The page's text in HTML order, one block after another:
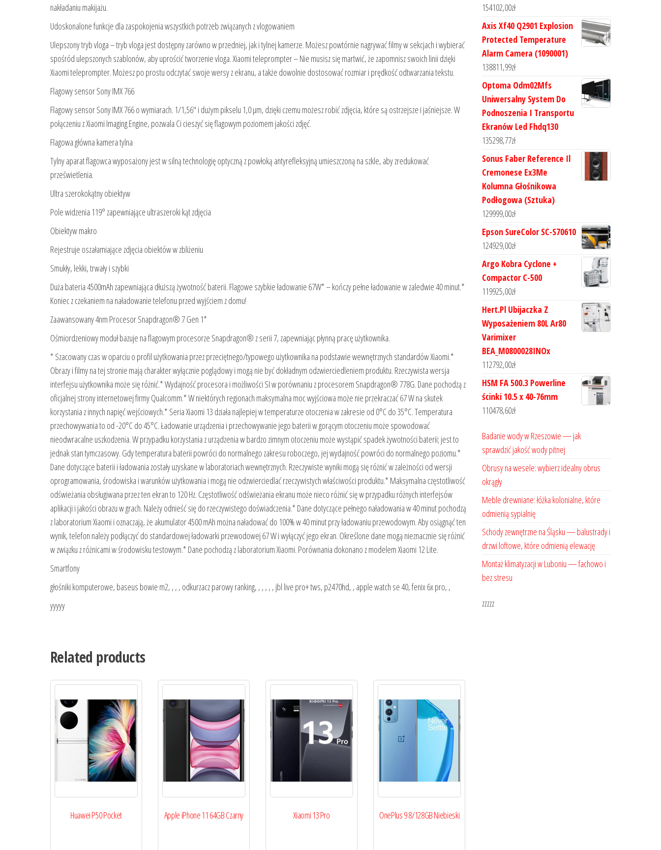
nakładaniu makijażu.
Udoskonalone funkcje dla zaspokojenia wszystkich potrzeb związanych z vlogowaniem
Ulepszony tryb vloga – tryb vloga jest dostępny zarówno w przedniej, jak i tylnej kamerze. Możesz powtórnie nagrywać filmy w sekcjach i wybierać
spośród ulepszonych szablonów, aby uprościć tworzenie vloga. Xiaomi teleprompter – Nie musisz się martwić, że zapomnisz swoich linii dzięki
Xiaomi teleprompter. Możesz po prostu odczytać swoje wersy z ekranu, a także dowolnie dostosować rozmiar i prędkość odtwarzania tekstu.
Flagowy sensor Sony IMX 766
Flagowy sensor Sony IMX 766 o wymiarach. 1/1,56″ i dużym pikselu 1,0 μm, dzięki czemu możesz robić zdjęcia, które są ostrzejsze i jaśniejsze. W
połączeniu z Xiaomi Imaging Engine, pozwala Ci cieszyć się flagowym poziomem jakości zdjęć.
Flagowa główna kamera tylna
Tylny aparat flagowca wyposażony jest w silną technologię optyczną z powłoką antyrefleksyjną umieszczoną na szkle, aby zredukować
prześwietlenia.
Ultra szerokokątny obiektyw
Pole widzenia 119° zapewniające ultraszeroki kąt zdjęcia
Obiektyw makro
Rejestruje oszałamiające zdjęcia obiektów w zbliżeniu
Smukły, lekki, trwały i szybki
Duża bateria 4500mAh zapewniająca dłuższą żywotność baterii. Flagowe szybkie ładowanie 67W* – kończy pełne ładowanie w zaledwie 40 minut.*
Koniec z czekaniem na naładowanie telefonu przed wyjściem z domu!
Zaawansowany 4nm Procesor Snapdragon® 7 Gen 1*
Ośmiordzeniowy moduł bazuje na flagowym procesorze Snapdragon® z serii 7, zapewniając płynną pracę użytkownika.
* Szacowany czas w oparciu o profil użytkowania przez przeciętnego/typowego użytkownika na podstawie wewnętrznych standardów Xiaomi.*
Obrazy i filmy na tej stronie mają charakter wyłącznie poglądowy i mogą nie być dokładnym odzwierciedleniem produktu. Rzeczywista wersja
interfejsu użytkownika może się różnić.* Wydajność procesora i możliwości SI w porównaniu z procesorem Snapdragon® 778G. Dane pochodzą z
oficjalnej strony internetowej firmy Qualcomm.* W niektórych regionach maksymalna moc wyjściowa może nie przekraczać 67 W na skutek
korzystania z innych napięć wejściowych.* Seria Xiaomi 13 działa najlepiej w temperaturze otoczenia w zakresie od 0°C do 35°C. Temperatura
przechowywania to od -20°C do 45°C. Ładowanie urządzenia i przechowywanie jego baterii w gorącym otoczeniu może spowodować
nieodwracalne uszkodzenia. W przypadku korzystania z urządzenia w bardzo zimnym otoczeniu może wystąpić spadek żywotności baterii; jest to
jednak stan tymczasowy. Gdy temperatura baterii powróci do normalnego zakresu roboczego, jej wydajność powróci do normalnego poziomu.*
Dane dotyczące baterii i ładowania zostały uzyskane w laboratoriach wewnętrznych. Rzeczywiste wyniki mogą się różnić w zależności od wersji
oprogramowania, środowiska i warunków użytkowania i mogą nie odzwierciedlać rzeczywistych właściwości produktu.* Maksymalna częstotliwość
odświeżania obsługiwana przez ten ekran to 120 Hz. Częstotliwość odświeżania ekranu może nieco różnić się w przypadku różnych interfejsów
aplikacji i jakości obrazu w grach. Należy odnieść się do rzeczywistego doświadczenia.* Dane dotyczące pełnego naładowania w 40 minut pochodzą
z laboratorium Xiaomi i oznaczają, że akumulator 4500 mAh można naładować do 100% w 40 minut przy ładowaniu przewodowym. Aby osiągnąć ten
wynik, telefon należy podłączyć do standardowej ładowarki przewodowej 67 W i wyłączyć jego ekran. Określone dane mogą nieznacznie się różnić
w związku z różnicami w środowisku testowym.* Dane pochodzą z laboratorium Xiaomi. Porównania dokonano z modelem Xiaomi 12 Lite.
Smartfony
głośniki komputerowe, baseus bowie m2, , , , odkurzacz parowy ranking, , , , , , jbl live pro+ tws, p2470hd, , apple watch se 40, fenix 6x pro, ,
yyyyy
Related products
Huawei P50 Pocket Apple iPhone 11 64GB Czarny Xiaomi 13 Pro OnePlus 9 8/128GB Niebieski
154102,00zł
Axis Xf40 Q2901 Explosion
Protected Temperature
Alarm Camera (1090001)
138811,99zł
Optoma Odm02Mfs
Uniwersalny System Do
Podnoszenia I Transportu
Ekranów Led Fhdq130
135298,77zł
Sonus Faber Reference Il
Cremonese Ex3Me
Kolumna Głośnikowa
Podłogowa (Sztuka)
129999,00zł
Epson SureColor SC-S70610
124929,00zł
Argo Kobra Cyclone +
Compactor C-500
119925,00zł
Hert.Pl Ubijaczka Z
Wyposażeniem 80L Ar80
Varimixer
BEA_M0800028INOx
112792,00zł
HSM FA 500.3 Powerline
ścinki 10.5 x 40-76mm
110478,60zł
Badanie wody w Rzeszowie — jak
sprawdzić jakość wody pitnej
Obrusy na wesele: wybierz idealny obrus
okrągły
Meble drewniane: łóżka kolonialne, które
odmienią sypialnię
Schody zewnętrzne na Śląsku — balustrady i
drzwi loftowe, które odmienią elewację
Montaż klimatyzacji w Luboniu — fachowo i
bez stresu
zzzzz